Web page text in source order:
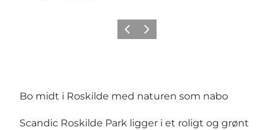
Forrige billede
Næste billede
Bo midt i Roskilde med naturen som nabo
Scandic Roskilde Park ligger i et roligt og grønt